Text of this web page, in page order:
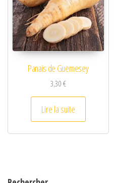
Panais de Guernesey
3,30€
Lire la suite